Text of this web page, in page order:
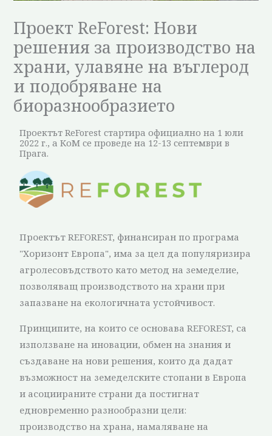
Проект ReForest: Нови
решения за производство на
храни, улавяне на въглерод
и подобряване на
биоразнообразието
Проектът ReForest стартира официално на 1 юли
2022 г., а КоМ се проведе на 12-13 септември в
Прага.
Проектът REFOREST, финансиран по програма
"Хоризонт Европа", има за цел да популяризира
агролесовъдството като метод на земеделие,
позволяващ производството на храни при
запазване на екологичната устойчивост.
Принципите, на които се основава REFOREST, са
използване на иновации, обмен на знания и
създаване на нови решения, които да дадат
възможност на земеделските стопани в Европа
и асоциираните страни да постигнат
едновременно разнообразни цели:
производство на храна, намаляване на